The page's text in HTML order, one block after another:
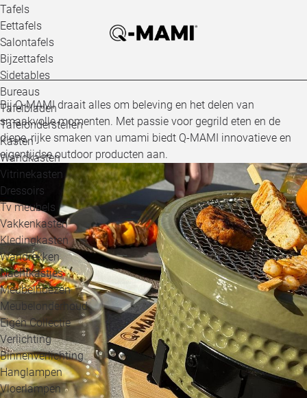
Tafels
Eettafels
Salontafels
Bijzettafels
Sidetables
Bureaus
Tafelbladen
Tafelonderstellen
Kasten
Wandkasten
Vitrinekasten
Dressoirs
Tv meubels
Vakkenkasten
Kledingkasten
Wandrekken
Nachtkastjes
Meubelhoezen
Meubelonderhoud
Eigen Collectie
Verlichting
Binnenverlichting
Hanglampen
Vloerlampen
Alle
Bij Q-MAMI draait alles om beleving en het delen van
smaakvolle momenten. Met passie voor gegrild eten en de
diepe, rijke smaken van umami biedt Q-MAMI innovatieve en
eigentijdse outdoor producten aan.